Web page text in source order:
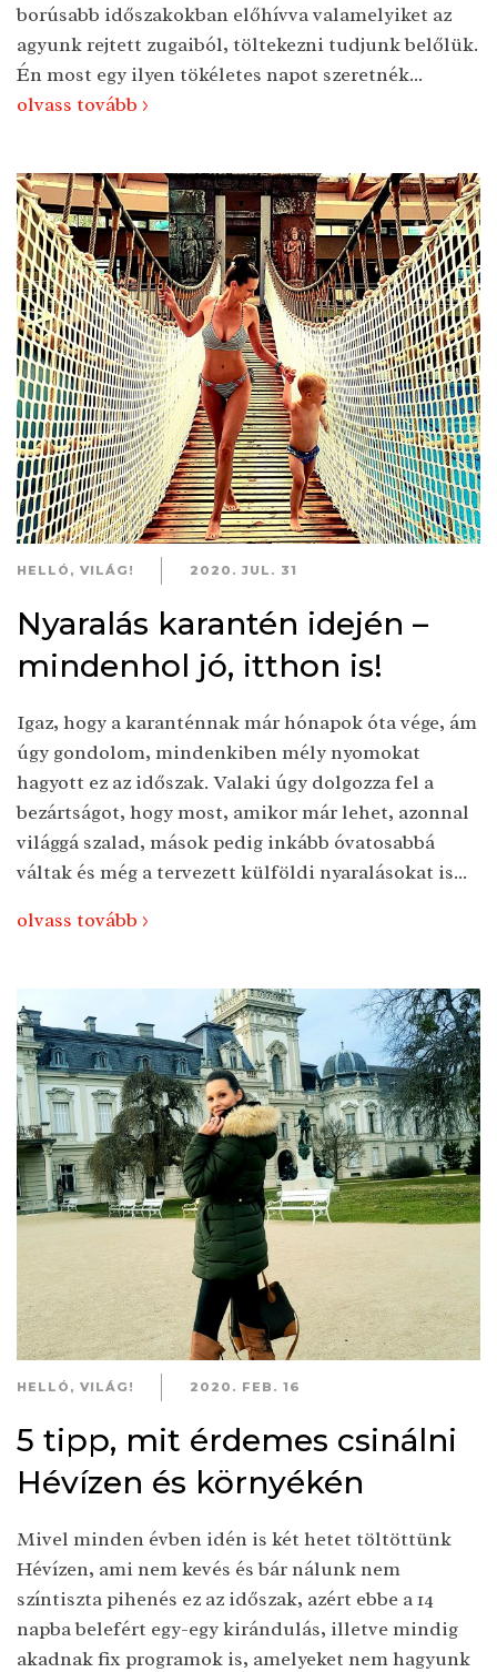
borúsabb időszakokban előhívva valamelyiket az
agyunk rejtett zugaiból, töltekezni tudjunk belőlük.
Én most egy ilyen tökéletes napot szeretnék...
olvass tovább >
HELLÓ, VILÁG! 2020. JUL. 31
Nyaralás karantén idején –
mindenhol jó, itthon is!
Igaz, hogy a karanténnak már hónapok óta vége, ám
úgy gondolom, mindenkiben mély nyomokat
hagyott ez az időszak. Valaki úgy dolgozza fel a
bezártságot, hogy most, amikor már lehet, azonnal
világgá szalad, mások pedig inkább óvatosabbá
váltak és még a tervezett külföldi nyaralásokat is...
olvass tovább >
HELLÓ, VILÁG! 2020. FEB. 16
5 tipp, mit érdemes csinálni
Hévízen és környékén
Mivel minden évben idén is két hetet töltöttünk
Hévízen, ami nem kevés és bár nálunk nem
színtiszta pihenés ez az időszak, azért ebbe a 14
napba belefért egy-egy kirándulás, illetve mindig
akadnak fix programok is, amelyeket nem hagyunk